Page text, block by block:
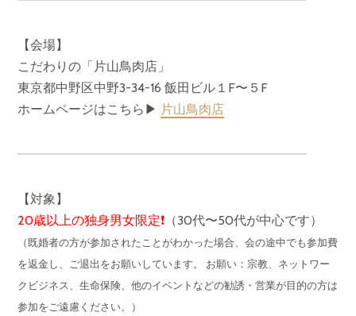
【会場】
こだわりの「片山鳥肉店」
東京都中野区中野3-34-16 飯田ビル１F〜５F
ホームページはこちら▶︎ 片山鳥肉店
【対象】
20歳以上の独身男女限定❗️ （30代〜50代が中心です）
（既婚者の方が参加されたことがわかった場合、会の途中でも参加費
を返金し、ご退出をお願いしています。 お願い：宗教、ネットワー
クビジネス、生命保険、他のイベントなどの勧誘・営業が目的の方は
参加をご遠慮ください。）